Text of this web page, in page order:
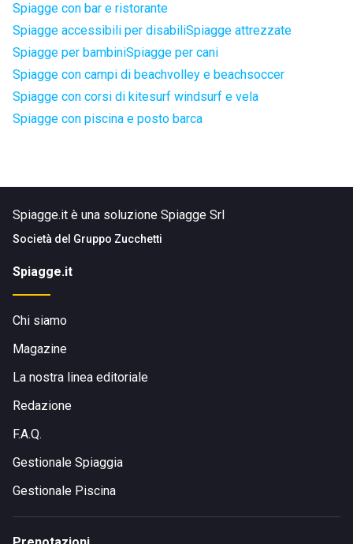
Spiagge con bar e ristorante
Spiagge accessibili per disabiliSpiagge attrezzate
Spiagge per bambiniSpiagge per cani
Spiagge con campi di beachvolley e beachsoccer
Spiagge con corsi di kitesurf windsurf e vela
Spiagge con piscina e posto barca
Spiagge.it è una soluzione Spiagge Srl
Società del Gruppo Zucchetti
Spiagge.it
Chi siamo
Magazine
La nostra linea editoriale
Redazione
F.A.Q.
Gestionale Spiaggia
Gestionale Piscina